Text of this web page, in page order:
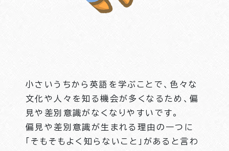
小さいうちから英語を学ぶことで、色々な
文化や人々を知る機会が多くなるため、偏
見や差別意識がなくなりやすいです。
偏見や差別意識が生まれる理由の一つに
「そもそもよく知らないこと」があると言わ